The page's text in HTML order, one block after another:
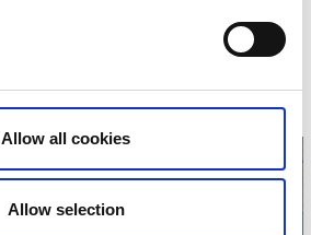
Allow all cookies
Allow selection